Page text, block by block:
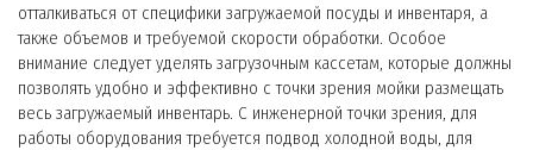
отталкиваться от специфики загружаемой посуды и инвентаря, а
также объемов и требуемой скорости обработки. Особое
внимание следует уделять загрузочным кассетам, которые должны
позволять удобно и эффективно с точки зрения мойки размещать
весь загружаемый инвентарь. С инженерной точки зрения, для
работы оборудования требуется подвод холодной воды, для